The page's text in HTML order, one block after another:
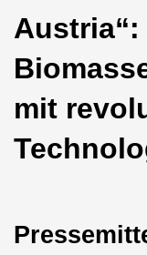
Austria“:
mit